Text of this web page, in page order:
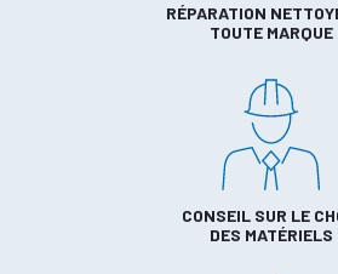
RÉPARATION
TOUTE MARQUE
CONSEIL SUR LE
DES MATÉRIELS